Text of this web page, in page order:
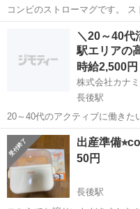
コンビのストローマグです。
ますので 処分してます。
＼20～40代
駅エリアの
時給2,500円
株式会社カナ
長後駅
20～40代のアクティブに働きたい方
ら 高齢者向け高級住宅/正看護師 KN2 <あなたのスキルを
いる施設があります!> 〇最短3日でお仕事開始! *介護業務とは分業の
為、看護業...
神奈川 長後駅 看護師
出産準備
50円
長後駅